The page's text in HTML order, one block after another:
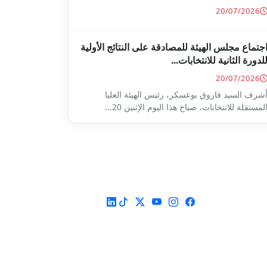
20/07/2026
اجتماع مجلس الهيئة للمصادقة على النتائج الأولية
للدورة الثانية للانتخابات...
20/07/2026
أشرف السيد فاروق بوعسكر، رئيس الهيئة العليا
المستقلة للانتخابات، صباح هذا اليوم الإثنين 20...